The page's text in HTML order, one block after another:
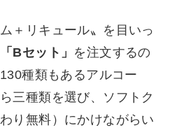
＋リキュール〟を目いっ
「Bセット」 を注文するの
種類もあるアルコー
三種類を選び、ソフトク
り無料）にかけながらい